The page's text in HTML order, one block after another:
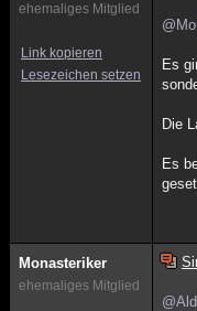
ehemaliges Mitglied
Link kopieren
Lesezeichen setzen
Es
Die
Es
Monasteriker
ehemaliges Mitglied